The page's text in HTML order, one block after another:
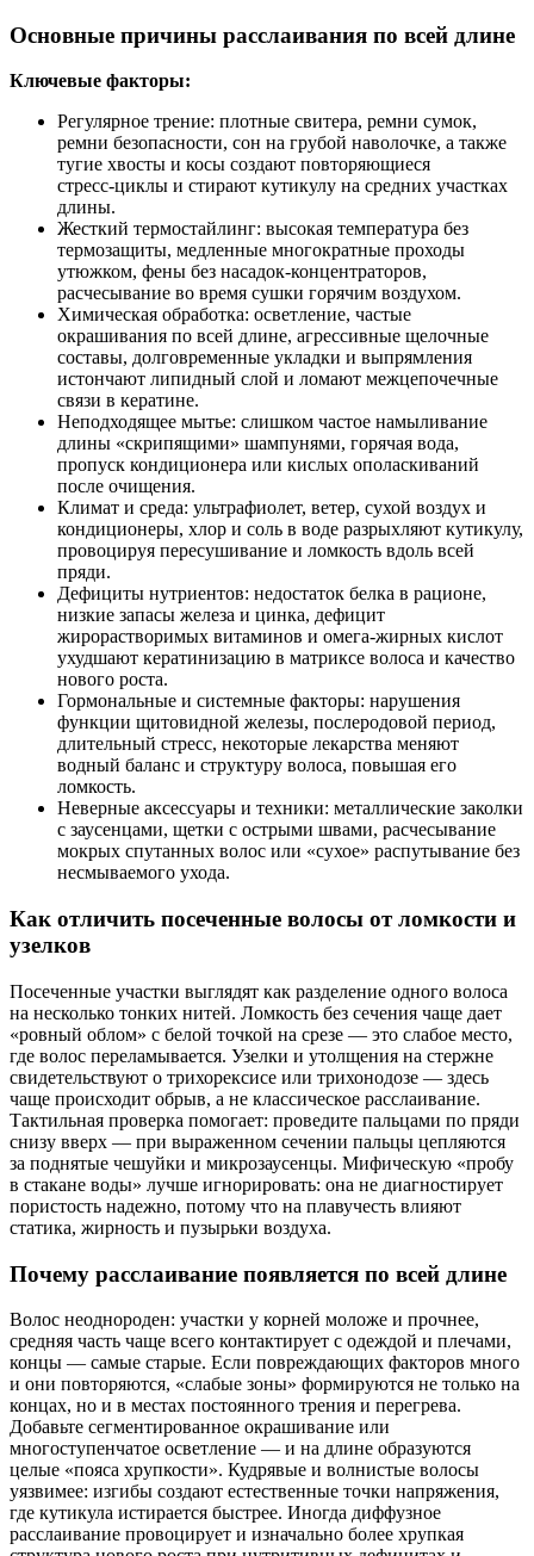
Основные причины расслаивания по всей длине
Ключевые факторы:
Регулярное трение: плотные свитера, ремни сумок,
ремни безопасности, сон на грубой наволочке, а также
тугие хвосты и косы создают повторяющиеся
стресс‑циклы и стирают кутикулу на средних участках
длины.
Жесткий термостайлинг: высокая температура без
термозащиты, медленные многократные проходы
утюжком, фены без насадок‑концентраторов,
расчесывание во время сушки горячим воздухом.
Химическая обработка: осветление, частые
окрашивания по всей длине, агрессивные щелочные
составы, долговременные укладки и выпрямления
истончают липидный слой и ломают межцепочечные
связи в кератине.
Неподходящее мытье: слишком частое намыливание
длины «скрипящими» шампунями, горячая вода,
пропуск кондиционера или кислых ополаскиваний
после очищения.
Климат и среда: ультрафиолет, ветер, сухой воздух и
кондиционеры, хлор и соль в воде разрыхляют кутикулу,
провоцируя пересушивание и ломкость вдоль всей
пряди.
Дефициты нутриентов: недостаток белка в рационе,
низкие запасы железа и цинка, дефицит
жирорастворимых витаминов и омега‑жирных кислот
ухудшают кератинизацию в матриксе волоса и качество
нового роста.
Гормональные и системные факторы: нарушения
функции щитовидной железы, послеродовой период,
длительный стресс, некоторые лекарства меняют
водный баланс и структуру волоса, повышая его
ломкость.
Неверные аксессуары и техники: металлические заколки
с заусенцами, щетки с острыми швами, расчесывание
мокрых спутанных волос или «сухое» распутывание без
несмываемого ухода.
Как отличить посеченные волосы от ломкости и
узелков
Посеченные участки выглядят как разделение одного волоса
на несколько тонких нитей. Ломкость без сечения чаще дает
«ровный облом» с белой точкой на срезе — это слабое место,
где волос переламывается. Узелки и утолщения на стержне
свидетельствуют о трихорексисе или трихонодозе — здесь
чаще происходит обрыв, а не классическое расслаивание.
Тактильная проверка помогает: проведите пальцами по пряди
снизу вверх — при выраженном сечении пальцы цепляются
за поднятые чешуйки и микрозаусенцы. Мифическую «пробу
в стакане воды» лучше игнорировать: она не диагностирует
пористость надежно, потому что на плавучесть влияют
статика, жирность и пузырьки воздуха.
Почему расслаивание появляется по всей длине
Волос неоднороден: участки у корней моложе и прочнее,
средняя часть чаще всего контактирует с одеждой и плечами,
концы — самые старые. Если повреждающих факторов много
и они повторяются, «слабые зоны» формируются не только на
концах, но и в местах постоянного трения и перегрева.
Добавьте сегментированное окрашивание или
многоступенчатое осветление — и на длине образуются
целые «пояса хрупкости». Кудрявые и волнистые волосы
уязвимее: изгибы создают естественные точки напряжения,
где кутикула истирается быстрее. Иногда диффузное
расслаивание провоцирует и изначально более хрупкая